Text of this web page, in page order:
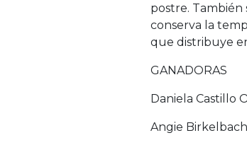
postre.
conserva la
que distribuye
GANADORAS
Daniela Castillo
Angie